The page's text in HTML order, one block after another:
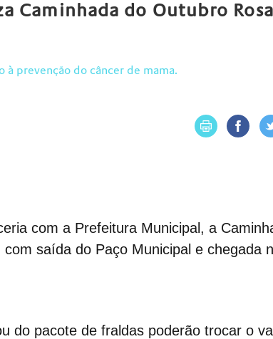
Caminhada do Outubro
à prevenção do câncer de mama.
com a Prefeitura Municipal, a
com saída do Paço Municipal e chegada
do pacote de fraldas poderão trocar o